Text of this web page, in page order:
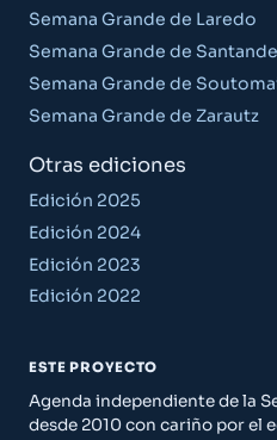
Semana Grande de Laredo
Semana Grande de
Semana Grande de
Semana Grande de Zarautz
Otras ediciones
Edición 2025
Edición 2024
Edición 2023
Edición 2022
ESTE PROYECTO
Agenda independiente de la
desde 2010 con cariño por el